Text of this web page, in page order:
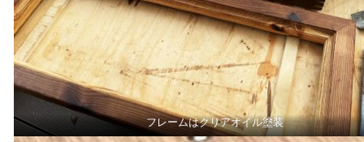
フレームはクリアオイル塗装